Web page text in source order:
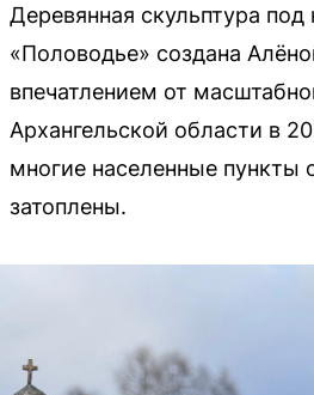
Деревянная скульптура под
«Половодье» создана
впечатлением от
Архангельской области в
многие населенные пункты
затоплены.